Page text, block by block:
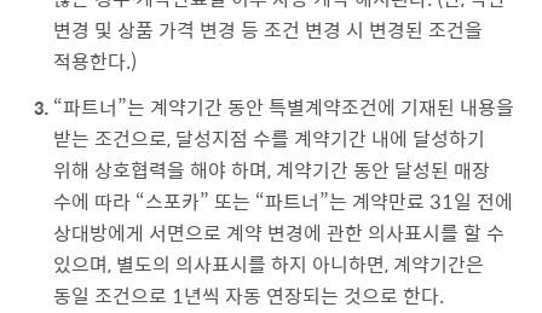
변경 및 상품 가격 변경 등 조건 변경 시 변경된 조건을
적용한다.)
파트너 는 계약기간 동안 특별계약조건에 기재된 내용을
받는 조건으로, 달성지점 수를 계약기간 내에 달성하기
위해 상호협력을 해야 하며, 계약기간 동안 달성된 매장
수에 따라 스포카 또는 파트너 는 계약만료 31일 전에
상대방에게 서면으로 계약 변경에 관한 의사표시를 할 수
있으며, 별도의 의사표시를 하지 아니하면, 계약기간은
동일 조건으로 1년씩 자동 연장되는 것으로 한다.